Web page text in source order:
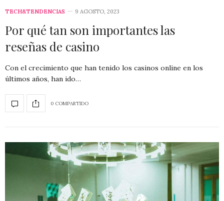
TECH&TENDENCIAS 9 AGOSTO, 2023
Por qué tan son importantes las
reseñas de casino
Con el crecimiento que han tenido los casinos online en los
últimos años, han ido…
0 COMPARTIDO